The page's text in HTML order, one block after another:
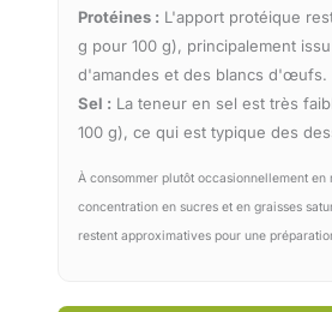
Protéines : L'apport protéique
g pour 100 g), principalement
d'amandes et des blancs d'œufs.
Sel : La teneur en sel est très
100 g), ce qui est typique des
À consommer plutôt occasionnellement en
concentration en sucres et en graisses
restent approximatives pour une